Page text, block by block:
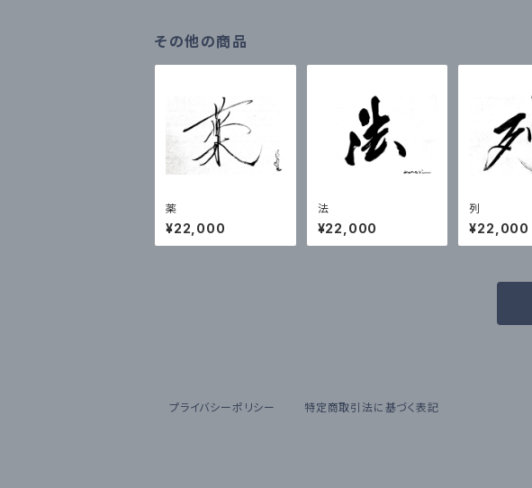
その他の商品
薬
¥22,000
法
¥22,000
列
¥22,000
プライバシーポリシー 特定商取引法に基づく表記